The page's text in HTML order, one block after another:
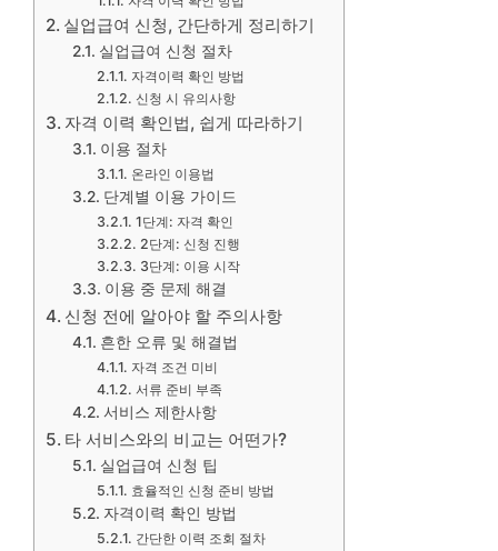
실업급여 신청, 간단하게 정리하기
실업급여 신청 절차
자격이력 확인 방법
신청 시 유의사항
자격 이력 확인법, 쉽게 따라하기
이용 절차
온라인 이용법
단계별 이용 가이드
1단계: 자격 확인
2단계: 신청 진행
3단계: 이용 시작
이용 중 문제 해결
신청 전에 알아야 할 주의사항
흔한 오류 및 해결법
자격 조건 미비
서류 준비 부족
서비스 제한사항
타 서비스와의 비교는 어떤가?
실업급여 신청 팁
효율적인 신청 준비 방법
자격이력 확인 방법
간단한 이력 조회 절차